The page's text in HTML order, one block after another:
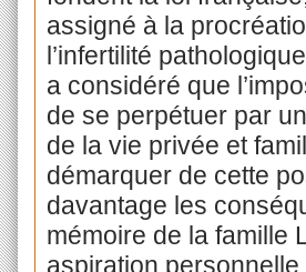
assigné à la
l’infertilité
a considéré que
de se perpétuer par
de la vie privée et
démarquer de cette
davantage les
mémoire de la famille
aspiration